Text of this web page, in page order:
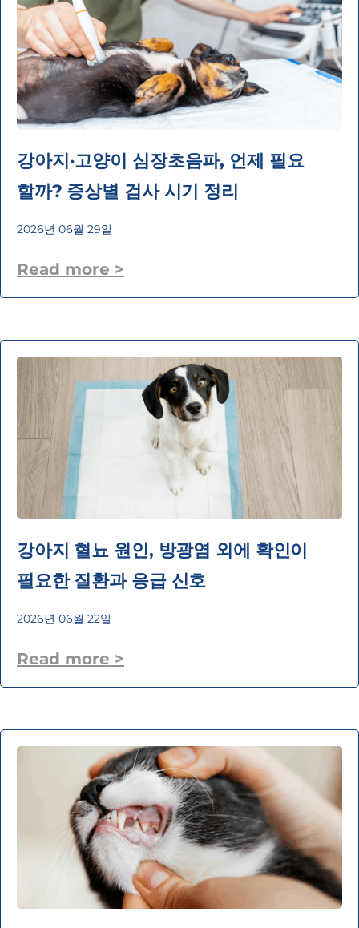
강아지·고양이 심장초음파, 언제 필요
할까? 증상별 검사 시기 정리
2026년 06월 29일
Read more >
강아지 혈뇨 원인, 방광염 외에 확인이
필요한 질환과 응급 신호
2026년 06월 22일
Read more >